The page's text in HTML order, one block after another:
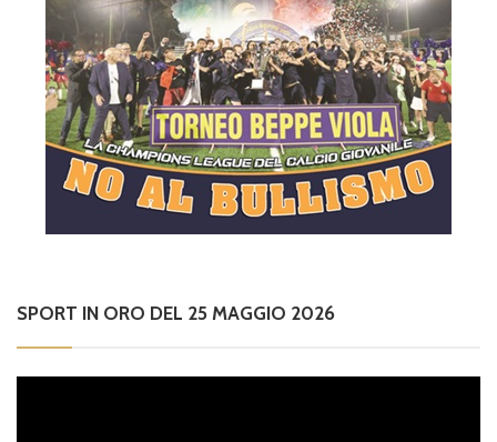
SPORT IN ORO DEL 25 MAGGIO 2026